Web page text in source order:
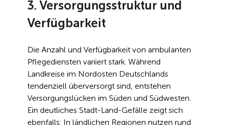
3. Versorgungsstruktur und
Verfügbarkeit
Die Anzahl und Verfügbarkeit von ambulanten
Pflegediensten variiert stark. Während
Landkreise im Nordosten Deutschlands
tendenziell überversorgt sind, entstehen
Versorgungslücken im Süden und Südwesten.
Ein deutliches Stadt-Land-Gefälle zeigt sich
ebenfalls: In ländlichen Regionen nutzen rund